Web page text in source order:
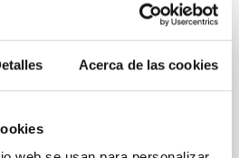
Acerca de las cookies
5 de diciembre de 2025 los
Team Meetings, un encuentro
Polarimetric and
la Red Española de Física Solar
que también coordina